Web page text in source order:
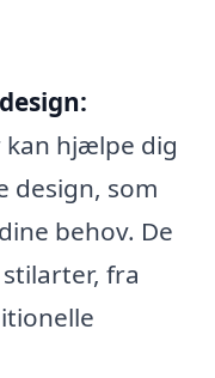
kan hjælpe dig
design, som
behov. De
fra